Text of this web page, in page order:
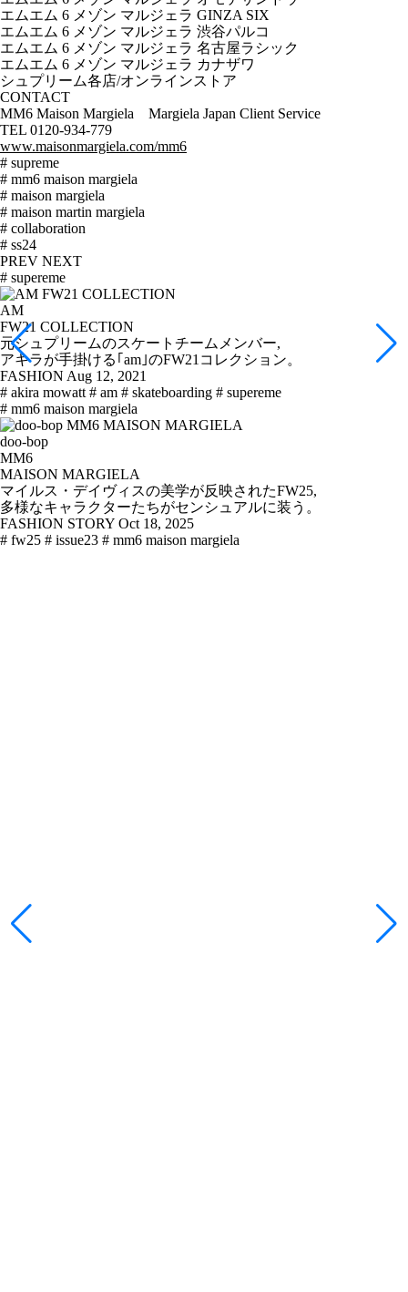
エムエム 6 メゾン マルジェラ GINZA SIX
エムエム 6 メゾン マルジェラ 渋谷パルコ
エムエム 6 メゾン マルジェラ 名古屋ラシック
エムエム 6 メゾン マルジェラ カナザワ
シュプリーム各店/オンラインストア
CONTACT
MM6 Maison Margiela Margiela Japan Client Service
TEL 0120-934-779
www.maisonmargiela.com/mm6
# supreme
# mm6 maison margiela
# maison margiela
# maison martin margiela
# collaboration
# ss24
PREV NEXT
# supereme
AM
FW21 COLLECTION
元シュプリームのスケートチームメンバー,
アキラが手掛ける｢am｣のFW21コレクション。
FASHION Aug 12, 2021
# akira mowatt # am # skateboarding # supereme
# mm6 maison margiela
doo-bop
MM6
MAISON MARGIELA
マイルス・デイヴィスの美学が反映されたFW25,
多様なキャラクターたちがセンシュアルに装う。
FASHION STORY Oct 18, 2025
# fw25 # issue23 # mm6 maison margiela